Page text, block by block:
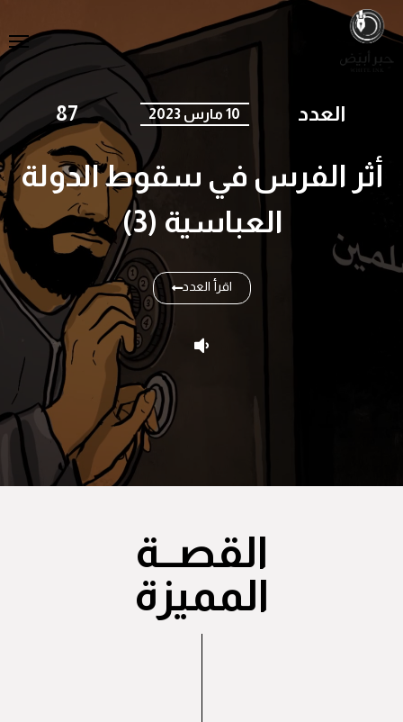
العدد 10 مارس 2023 87
أثر الفرس في سقوط الدولة
العباسية (3)
اقرأ العدد
القصــة
المميزة